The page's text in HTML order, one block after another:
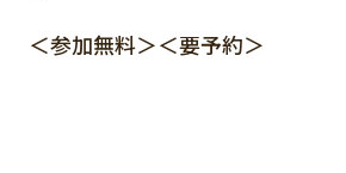
＜参加無料＞＜要予約＞